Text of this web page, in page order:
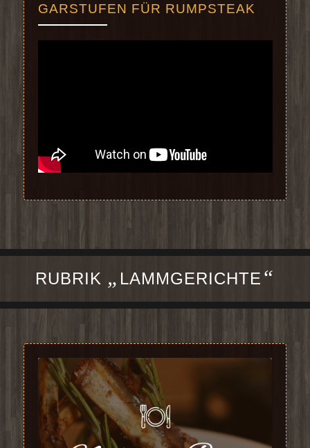
GARSTUFEN FÜR RUMPSTEAK
RUBRIK „ LAMMGERICHTE “